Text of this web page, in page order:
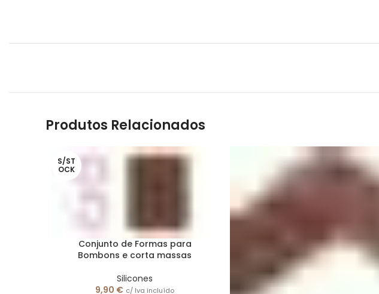
Produtos Relacionados
S/ST
OCK
Conjunto de Formas para
Bombons e corta massas
Silicones
9,90 € c/ Iva incluído